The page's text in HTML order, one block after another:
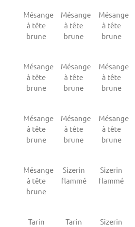
Mésange
à tête
brune
Mésange
à tête
brune
Mésange
à tête
brune
Mésange
à tête
brune
Mésange
à tête
brune
Mésange
à tête
brune
Mésange
à tête
brune
Mésange
à tête
brune
Mésange
à tête
brune
Mésange
à tête
brune
Sizerin
flammé
Sizerin
flammé
Tarin
Tarin
Sizerin